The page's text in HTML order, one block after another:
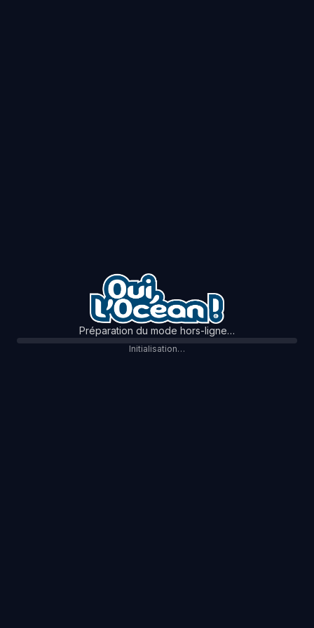
Préparation du mode hors-ligne…
Initialisation…